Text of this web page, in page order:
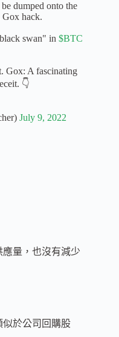
dumped onto the
Gox hack.
swan" in $BTC
Gox: A fascinating
👇
July 9, 2022
量，也沒有減少
於公司回購股